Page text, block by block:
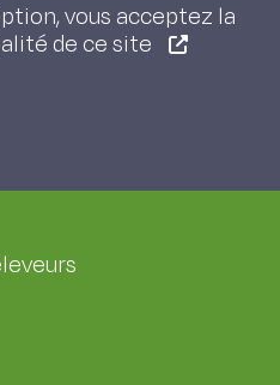
vous acceptez la
de ce site